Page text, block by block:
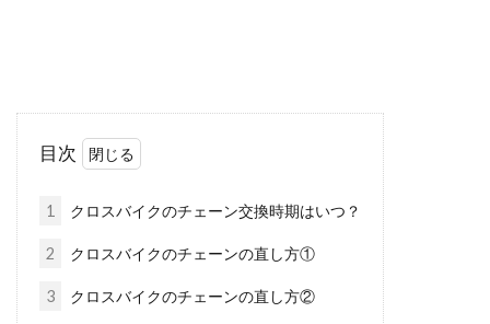
カゴのイメージですよね。しかし、カゴのつい
同じ24インチでも自転車は大小
様々、…これって何のサイズ？
目次
1 クロスバイクのチェーン交換時期はいつ？
2 クロスバイクのチェーンの直し方①
3 クロスバイクのチェーンの直し方②